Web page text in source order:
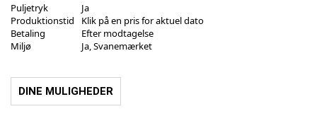
Puljetryk
Ja
Produktionstid
Klik på en pris for aktuel dato
Betaling
Efter modtagelse
Miljø
Ja, Svanemærket
DINE MULIGHEDER